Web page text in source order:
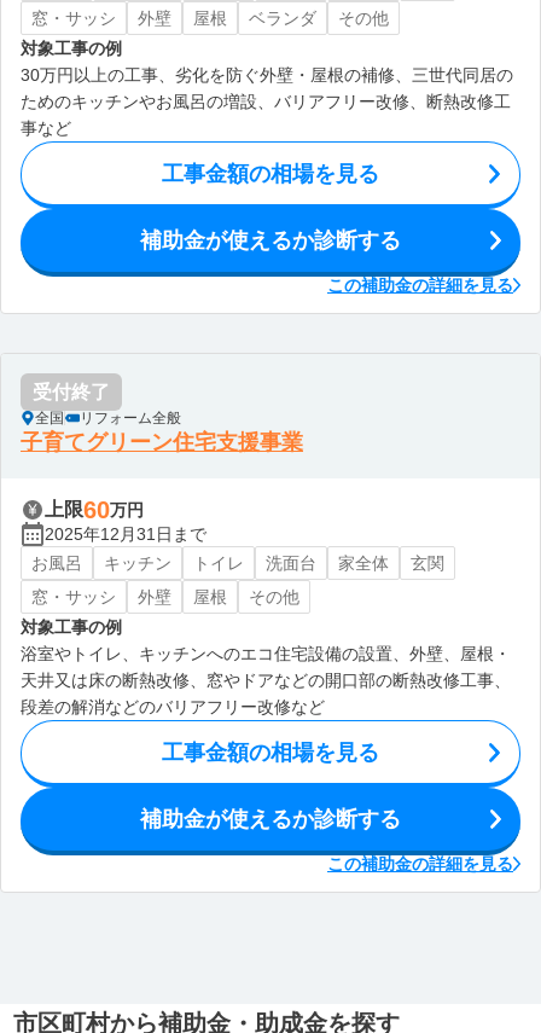
窓・サッシ 外壁 屋根 ベランダ
その他
対象工事の例
30万円以上の工事、劣化を防ぐ外壁・屋根の補修、三世代同居の
ためのキッチンやお風呂の増設、バリアフリー改修、断熱改修工
事など
工事金額の相場を見る
補助金が使えるか診断する
この補助金の詳細を見る
受付終了
全国 リフォーム全般
子育てグリーン住宅支援事業
上限60万円
2025年12月31日まで
お風呂
キッチン トイレ 洗面台 家全体
玄関
窓・サッシ
外壁 屋根
その他
対象工事の例
浴室やトイレ、キッチンへのエコ住宅設備の設置、外壁、屋根・
天井又は床の断熱改修、窓やドアなどの開口部の断熱改修工事、
段差の解消などのバリアフリー改修など
工事金額の相場を見る
補助金が使えるか診断する
この補助金の詳細を見る
市区町村から補助金・助成金を探す